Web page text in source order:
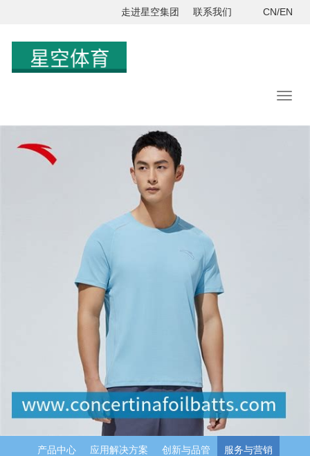
走进星空集团 联系我们 CN/EN
产品中心 应用解决方案 创新与品管 服务与营销